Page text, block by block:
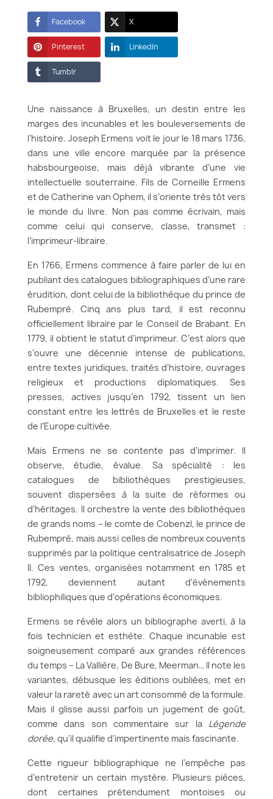
Facebook X
Pinterest LinkedIn
Tumblr
Une naissance à Bruxelles, un destin entre les
marges des incunables et les bouleversements de
l’histoire. Joseph Ermens voit le jour le 18 mars 1736,
dans une ville encore marquée par la présence
habsbourgeoise, mais déjà vibrante d’une vie
intellectuelle souterraine. Fils de Corneille Ermens
et de Catherine van Ophem, il s’oriente très tôt vers
le monde du livre. Non pas comme écrivain, mais
comme celui qui conserve, classe, transmet :
l’imprimeur-libraire.
En 1766, Ermens commence à faire parler de lui en
publiant des catalogues bibliographiques d’une rare
érudition, dont celui de la bibliothèque du prince de
Rubempré. Cinq ans plus tard, il est reconnu
officiellement libraire par le Conseil de Brabant. En
1779, il obtient le statut d’imprimeur. C’est alors que
s’ouvre une décennie intense de publications,
entre textes juridiques, traités d’histoire, ouvrages
religieux et productions diplomatiques. Ses
presses, actives jusqu’en 1792, tissent un lien
constant entre les lettrés de Bruxelles et le reste
de l’Europe cultivée.
Mais Ermens ne se contente pas d’imprimer. Il
observe, étudie, évalue. Sa spécialité : les
catalogues de bibliothèques prestigieuses,
souvent dispersées à la suite de réformes ou
d’héritages. Il orchestre la vente des bibliothèques
de grands noms – le comte de Cobenzl, le prince de
Rubempré, mais aussi celles de nombreux couvents
supprimés par la politique centralisatrice de Joseph
II. Ces ventes, organisées notamment en 1785 et
1792, deviennent autant d’événements
bibliophiliques que d’opérations économiques.
Ermens se révèle alors un bibliographe averti, à la
fois technicien et esthète. Chaque incunable est
soigneusement comparé aux grandes références
du temps – La Vallière, De Bure, Meerman… Il note les
variantes, débusque les éditions oubliées, met en
valeur la rareté avec un art consommé de la formule.
Mais il glisse aussi parfois un jugement de goût,
comme dans son commentaire sur la Légende
dorée, qu’il qualifie d’impertinente mais fascinante.
Cette rigueur bibliographique ne l’empêche pas
d’entretenir un certain mystère. Plusieurs pièces,
dont certaines prétendument montoises ou